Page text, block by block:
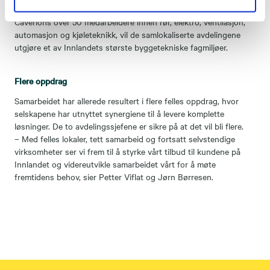
Med Assemblins rundt 20 medarbeidere innenfor rørfaget og
Caverions over 50 medarbeidere innen rør, elektro, ventilasjon,
automasjon og kjøleteknikk, vil de samlokaliserte avdelingene
utgjøre et av Innlandets største byggetekniske fagmiljøer.
Flere oppdrag
Samarbeidet har allerede resultert i flere felles oppdrag, hvor
selskapene har utnyttet synergiene til å levere komplette
løsninger. De to avdelingssjefene er sikre på at det vil bli flere.
– Med felles lokaler, tett samarbeid og fortsatt selvstendige
virksomheter ser vi frem til å styrke vårt tilbud til kundene på
Innlandet og videreutvikle samarbeidet vårt for å møte
fremtidens behov, sier Petter Viflat og Jørn Børresen.